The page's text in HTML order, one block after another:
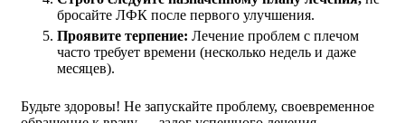
бросайте ЛФК после первого улучшения.
Проявите терпение: Лечение проблем с плечом
часто требует времени (несколько недель и даже
месяцев).
Будьте здоровы! Не запускайте проблему, своевременное